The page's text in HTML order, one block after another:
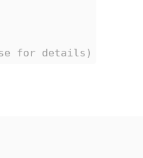
for details)